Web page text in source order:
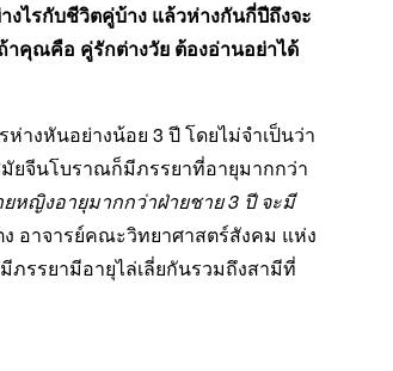
ไรกับชีวิตคู่บ้าง แล้วห่างกันกี่ปีถึงจะ
คุณคือ คู่รักต่างวัย ต้องอ่านอย่าได้
างหันอย่างน้อย 3 ปี โดยไม่จำเป็นว่า
ยจีนโบราณก็มีภรรยาที่อายุมากกว่า
หญิงอายุมากกว่าฝ่ายชาย 3 ปี จะมี
อาจารย์คณะวิทยาศาสตร์สังคม แห่ง
รรยามีอายุไล่เลี่ยกันรวมถึงสามีที่